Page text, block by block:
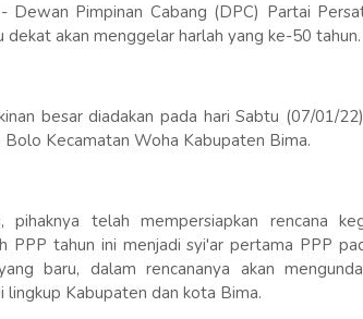
Dewan Pimpinan Cabang (DPC) Partai
dekat akan menggelar harlah yang ke-50 tahun.
besar diadakan pada hari Sabtu (07/01/
Kecamatan Woha Kabupaten Bima.
pihaknya telah mempersiapkan rencana
PPP tahun ini menjadi syi'ar pertama PPP
baru, dalam rencananya akan
lingkup Kabupaten dan kota Bima.